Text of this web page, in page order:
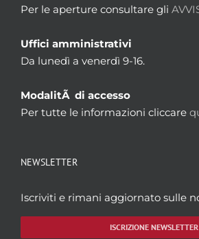
Per le aperture consultare gli
Uffici amministrativi
Da lunedì a venerdì 9-16.
ModalitÃ di accesso
Per tutte le informazioni cliccare
NEWSLETTER
Iscriviti e rimani aggiornato sulle
ISCRIZIONE NEWSLETTER